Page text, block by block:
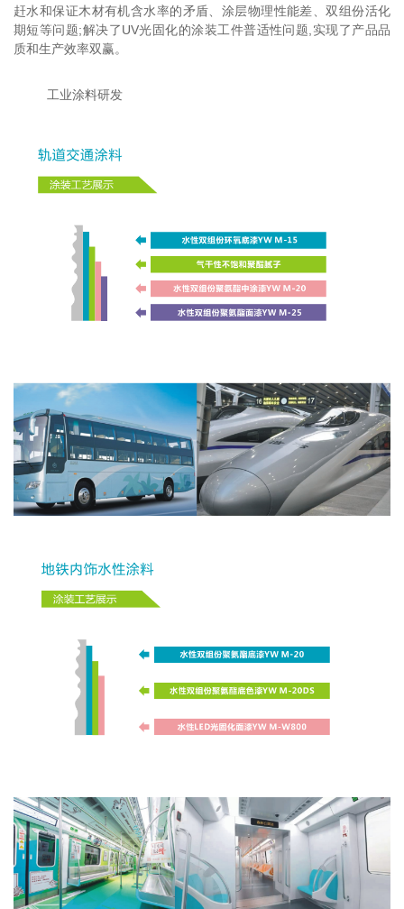
赶水和保证木材有机含水率的矛盾、涂层物理性能差、双组份活化
期短等问题;解决了UV光固化的涂装工件普适性问题,实现了产品品
质和生产效率双赢。
工业涂料研发